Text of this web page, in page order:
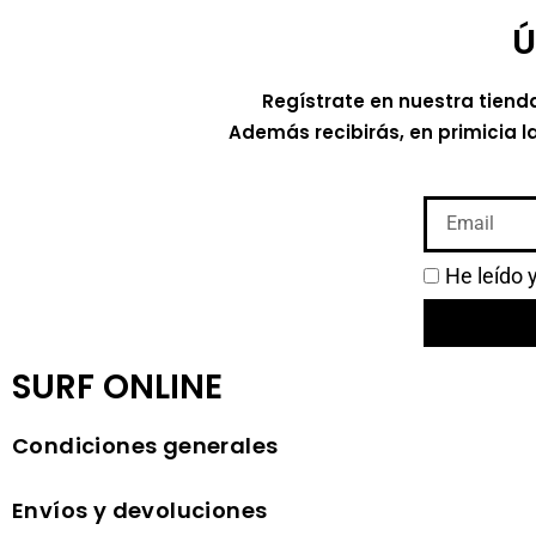
Regístrate en nuestra
Además recibirás, en primicia
He leído
SURF ONLINE
Condiciones generales
Envíos y devoluciones